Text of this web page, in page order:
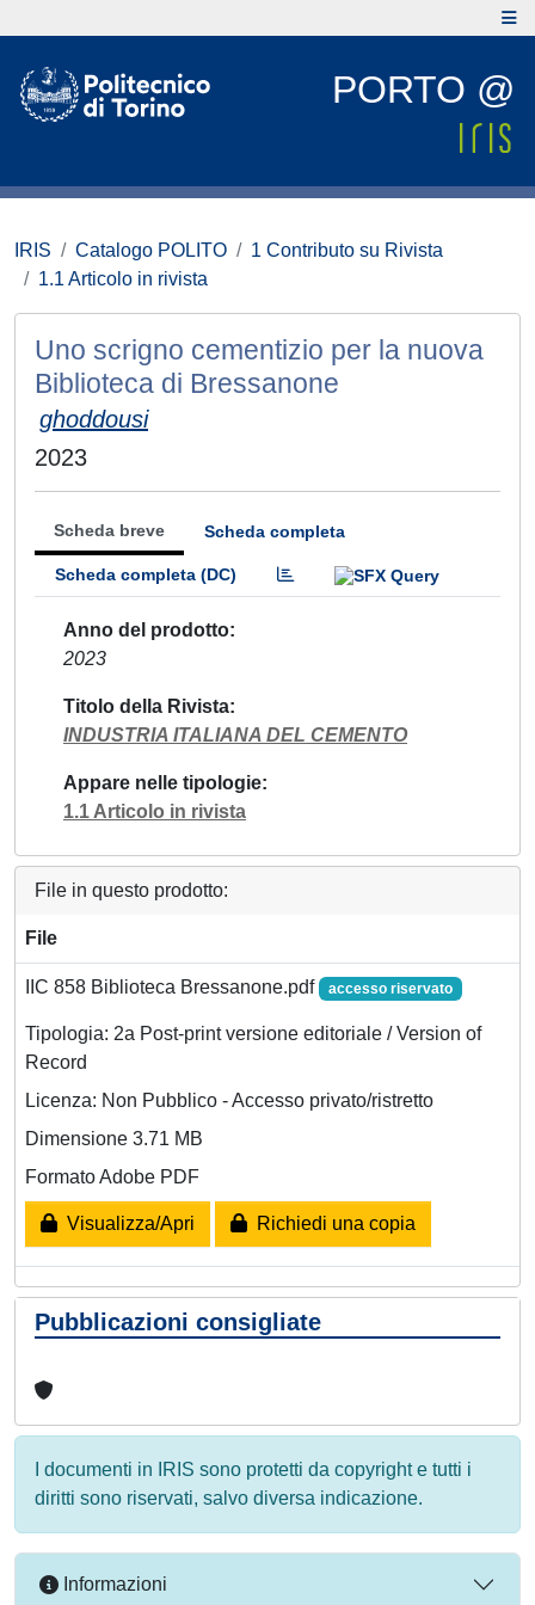
PORTO @
IRIS Catalogo POLITO
1 Contributo su Rivista
1.1 Articolo in rivista
Uno scrigno cementizio per la nuova
Biblioteca di Bressanone
ghoddousi
2023
Scheda breve Scheda completa
Scheda completa (DC)
Anno del prodotto
2023
Titolo della Rivista
INDUSTRIA ITALIANA DEL CEMENTO
Appare nelle tipologie
1.1 Articolo in rivista
File in questo prodotto:
File
IIC 858 Biblioteca Bressanone.pdf accesso riservato
Tipologia: 2a Post-print versione editoriale / Version of
Record
Licenza: Non Pubblico - Accesso privato/ristretto
Dimensione 3.71 MB
Formato Adobe PDF
Visualizza/Apri Richiedi una copia
Pubblicazioni consigliate
I documenti in IRIS sono protetti da copyright e tutti i
diritti sono riservati, salvo diversa indicazione.
Informazioni